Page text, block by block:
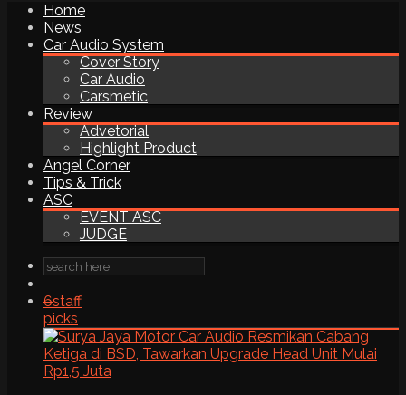
Home
News
Car Audio System
Cover Story
Car Audio
Carsmetic
Review
Advetorial
Highlight Product
Angel Corner
Tips & Trick
ASC
EVENT ASC
JUDGE
6staff
picks